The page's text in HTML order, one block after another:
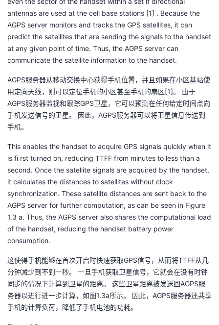
我
的
课
程
我
的
认
证
我
的
实
我
的
藏
的
技
术
支
持
我
的
云
声
建
议
antennas are used at the cell base stations [1] . Because the
AGPS server monitors and tracks the GPS satellites, it can
predict the satellites that are sending the signals to the handset
at any given point of time. Thus, the AGPS server can
communicate the satellite information to the handset.
AGPS服务器从移动交换中心获得手机位置，并且如果在小区基站使
用定向天线，则可以定位手机的小区甚至手机的扇区[1]。 由于
AGPS服务器监视和跟踪GPS卫星，它可以预测在任何给定时间点向
手机发送信号的卫星。 因此，AGPS服务器可以将卫星信息传送到
手机。
This enables the handset to acquire GPS signals quickly when it
is fi rst turned on, reducing TTFF from minutes to less than a
second. Once the satellite signals are acquired by the handset,
it calculates the distances to satellites without clock
synchronization. These satellite distances are sent back to the
AGPS server for further computation, as can be seen in Figure
1.3 a. Thus, the AGPS server also shares the computational load
of the handset, reducing the handset battery power
consumption.
这使得手机能够在首次开启时快速获取GPS信号，从而将TTFF从几
分钟减少到不到一秒。 一旦手机获取卫星信号，它就会在没有时钟
同步的情况下计算到卫星的距离。 这些卫星距离被发送回AGPS服
务器以进行进一步计算，如图1.3a所示。 因此，AGPS服务器还共享
手机的计算负荷，降低了手机电池的功耗。